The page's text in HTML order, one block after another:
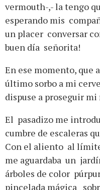
vermouth-,- la tengo
esperando mis
un placer conversar
buen día señorita!
En ese momento, que
último sorbo a mi
dispuse a proseguir
El pasadizo me
cumbre de escaleras
Con el aliento al
me aguardaba un
árboles de color
pincelada mágica